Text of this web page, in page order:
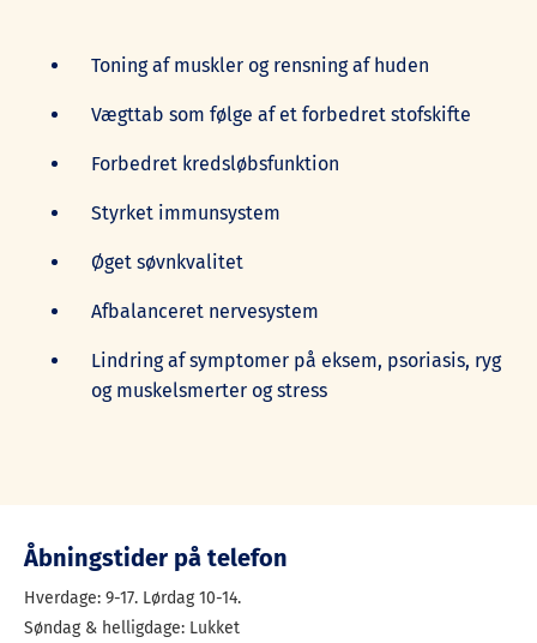
Toning af muskler og rensning af huden
Vægttab som følge af et forbedret stofskifte
Forbedret kredsløbsfunktion
Styrket immunsystem
Øget søvnkvalitet
Afbalanceret nervesystem
Lindring af symptomer på eksem, psoriasis, ryg
og muskelsmerter og stress
Åbningstider på telefon
Hverdage: 9-17. Lørdag 10-14.
Søndag & helligdage: Lukket